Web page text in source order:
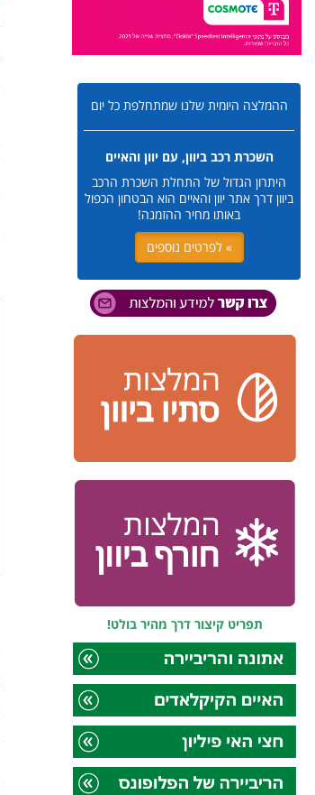
ההמלצה היומית שלנו שמתחלפת כל יום
השכרת רכב ביוון, עם יוון והאיים
היתרון הגדול של התחלת השכרת הרכב
ביוון דרך אתר יוון והאיים הוא הבטחון הכפול
באותו מחיר ההזמנה!
» לפרטים נוספים
תפריט קיצור דרך מהיר בולט!